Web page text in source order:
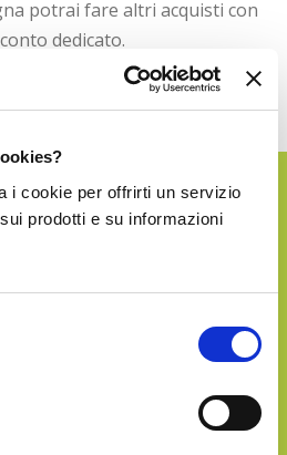
i cookie per offrirti un servizio
prodotti e su informazioni
potrai fare altri acquisti con
dedicato.
Italia è sempre inclusa!
SILVER
€32.90